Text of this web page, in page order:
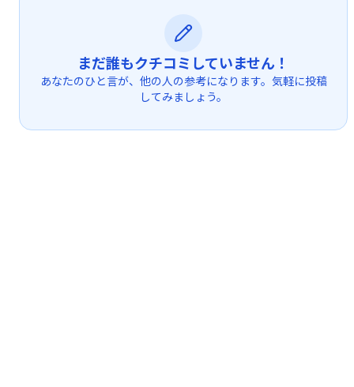
まだ誰もクチコミしていません！
あなたのひと言が、他の人の参考になります。気軽に投稿
してみましょう。